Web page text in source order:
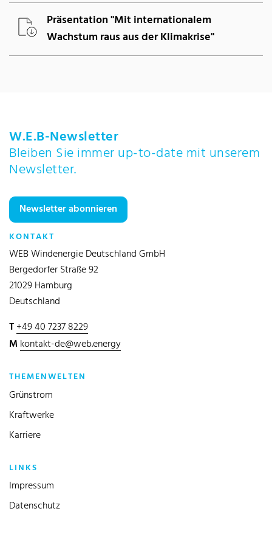
Präsentation "Mit internationalem
Wachstum raus aus der Klimakrise"
W.E.B-Newsletter
Bleiben Sie immer up-to-date mit unserem
Newsletter.
Newsletter abonnieren
KONTAKT
WEB Windenergie Deutschland GmbH
Bergedorfer Straße 92
21029 Hamburg
Deutschland
T+49 40 7237 8229
Mkontakt-de@web.energy
THEMENWELTEN
Grünstrom
Kraftwerke
Karriere
LINKS
Impressum
Datenschutz